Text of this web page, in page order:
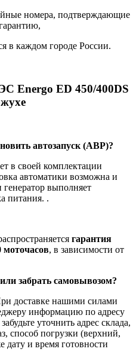
номера, подтверждающие
в каждом городе России.
Energo ED 450/400DS
автозапуск (АВР)?
в своей комплектации
автоматики возможна и
генератор выполняет
питания. .
гарантия
моточасов, в зависимости от
забрать самовывозом?
доставке нашими силами
информацию по адресу
уточнить адрес склада,
способ погрузки (верхний,
дату и время готовности